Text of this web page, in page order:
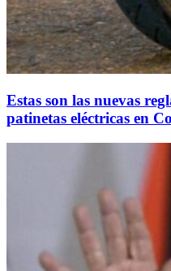
Estas son las nuevas
patinetas eléctricas en